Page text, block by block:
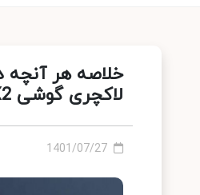
خلاصه هر آنچه
لاکچری گوشی Mate X2
1401/07/27